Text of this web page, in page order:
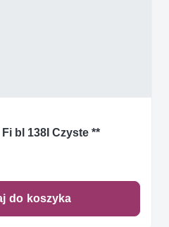
bl 138I Czyste **
do koszyka